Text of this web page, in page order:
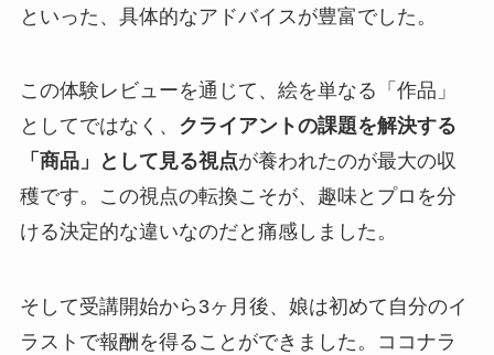
といった、具体的なアドバイスが豊富でした。
この体験レビューを通じて、絵を単なる「作品」
としてではなく、 クライアントの課題を解決する
「商品」として見る視点が養われたのが最大の収
穫です。この視点の転換こそが、趣味とプロを分
ける決定的な違いなのだと痛感しました。
そして受講開始から3ヶ月後、娘は初めて自分のイ
ラストで報酬を得ることができました。ココナラ